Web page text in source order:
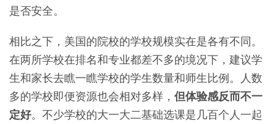
是否安全。
相比之下，美国的院校的学校规模实在是各有不同。
在两所学校在排名和专业都差不多的境况下，建议学
生和家长去瞧一瞧学校的学生数量和师生比例。人数
多的学校即便资源也会相对多样， 但体验感反而不一
定好。不少学校的大一大二基础选课是几百个人一起